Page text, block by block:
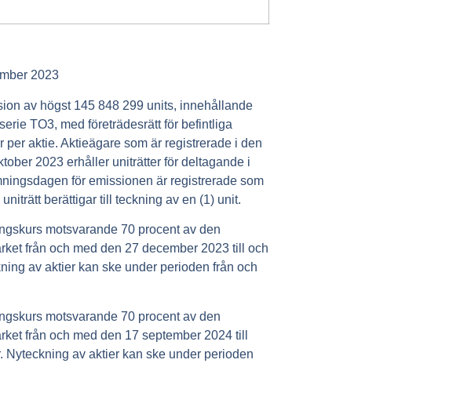
2023
av högst 145 848 299 units, innehållande
TO3, med företrädesrätt för befintliga
aktie. Aktieägare som är registrerade i den
2023 erhåller uniträtter för deltagande i
för emissionen är registrerade som
berättigar till teckning av en (1) unit.
motsvarande 70 procent av den
från och med den 27 december 2023 till och
av aktier kan ske under perioden från och
motsvarande 70 procent av den
från och med den 17 september 2024 till
av aktier kan ske under perioden